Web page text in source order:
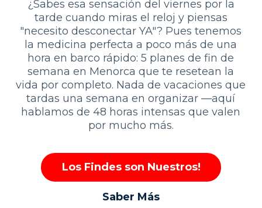
¿Sabes esa sensación del viernes por la
tarde cuando miras el reloj y piensas
"necesito desconectar YA"? Pues tenemos
la medicina perfecta a poco más de una
hora en barco rápido: 5 planes de fin de
semana en Menorca que te resetean la
vida por completo. Nada de vacaciones que
tardas una semana en organizar —aquí
hablamos de 48 horas intensas que valen
por mucho más.
Los Findes son Nuestros!
Saber Más